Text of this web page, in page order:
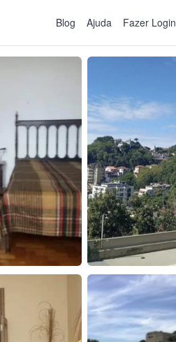
Blog Ajuda Fazer Login